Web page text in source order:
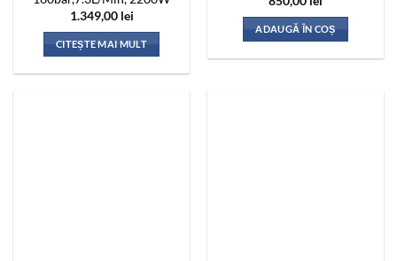
1.349,00 lei
CITEȘTE MAI MULT
ADAUGĂ ÎN COȘ